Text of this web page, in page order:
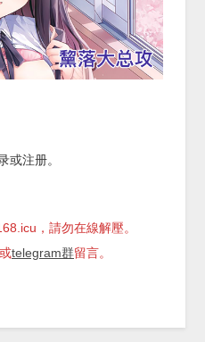
或注册。
，請勿在線解壓。
telegram群留言。